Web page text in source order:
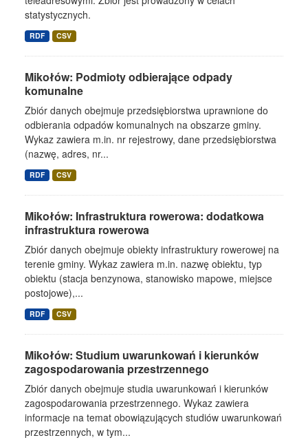
statystycznych.
RDF CSV
Mikołów: Podmioty odbierające odpady
komunalne
Zbiór danych obejmuje przedsiębiorstwa uprawnione do
odbierania odpadów komunalnych na obszarze gminy.
Wykaz zawiera m.in. nr rejestrowy, dane przedsiębiorstwa
(nazwę, adres, nr...
RDF CSV
Mikołów: Infrastruktura rowerowa: dodatkowa
infrastruktura rowerowa
Zbiór danych obejmuje obiekty infrastruktury rowerowej na
terenie gminy. Wykaz zawiera m.in. nazwę obiektu, typ
obiektu (stacja benzynowa, stanowisko mapowe, miejsce
postojowe),...
RDF CSV
Mikołów: Studium uwarunkowań i kierunków
zagospodarowania przestrzennego
Zbiór danych obejmuje studia uwarunkowań i kierunków
zagospodarowania przestrzennego. Wykaz zawiera
informacje na temat obowiązujących studiów uwarunkowań
przestrzennych, w tym...